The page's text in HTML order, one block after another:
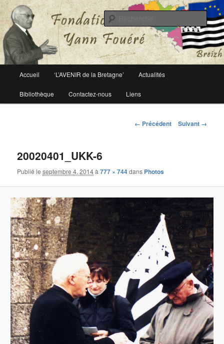
Fondation Yann Fouéré
Le site officiel de la fondation Yann Fouéré
principal
Aller
au
Accueil ‘L’AVENIR de la Bretagne’ Actualités
Bibliothèque Contactez-nous Liens
Navigation
← Précédent Suivant →
20020401_UKK-6
Publié leseptembre 4, 2014à777 × 744dans Photos